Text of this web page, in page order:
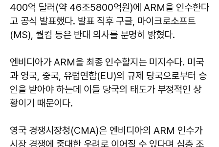
400억 달러(약 46조5800억원)에 ARM을 인수한다
고 공식 발표했다. 발표 직후 구글, 마이크로소프트
(MS), 퀄컴 등은 반대 의사를 분명히 밝혔다.
엔비디아가 ARM을 최종 인수할지는 미지수다. 미국
과 영국, 중국, 유럽연합(EU)의 규제 당국으로부터 승
인을 받아야 하는데 이들 당국의 태도가 부정적인 상
황이기 때문이다.
영국 경쟁시장청(CMA)은 엔비디아의 ARM 인수가
시장 경쟁에 중대한 우려로 이어질 수 있다며 심층 조